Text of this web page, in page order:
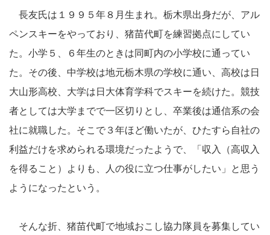
長友氏は１９９５年８月生まれ。栃木県出身だが、アル
ペンスキーをやっており、猪苗代町を練習拠点にしてい
た。小学５、６年生のときは同町内の小学校に通ってい
た。その後、中学校は地元栃木県の学校に通い、高校は日
大山形高校、大学は日大体育学科でスキーを続けた。競技
者としては大学までで一区切りとし、卒業後は通信系の会
社に就職した。そこで３年ほど働いたが、ひたすら自社の
利益だけを求められる環境だったようで、「収入（高収入
を得ること）よりも、人の役に立つ仕事がしたい」と思う
ようになったという。
そんな折、猪苗代町で地域おこし協力隊員を募集してい